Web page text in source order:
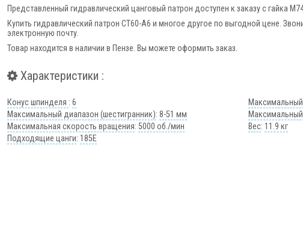
Представленный гидравлический цанговый патрон доступен к заказу с гайка
Купить гидравлический патрон CT60-A6 и многое другое по выгодной цене.
электронную почту.
Товар находится в наличии в Пензе. Вы можете оформить заказ.
Характеристики :
Конус шпинделя :6 Максимальный
Максимальный диапазон (шестигранник):8-51 мм
Максимальная скорость вращения:5000 об./мин Вес: 11.9 кг
Подходящие цанги: 185E